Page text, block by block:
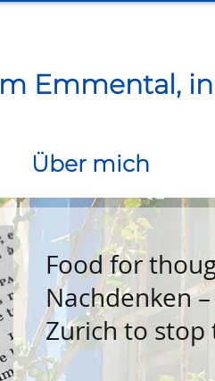
Emmental,
Über mich
Food for
Nachdenken
Zurich to stop
primary